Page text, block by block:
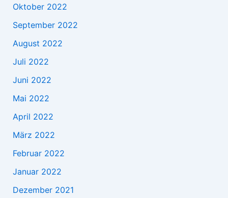
Oktober 2022
September 2022
August 2022
Juli 2022
Juni 2022
Mai 2022
April 2022
März 2022
Februar 2022
Januar 2022
Dezember 2021